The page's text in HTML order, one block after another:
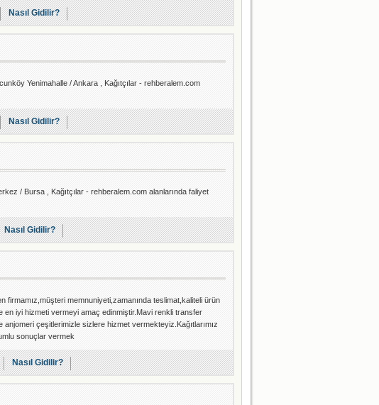
Nasıl Gidilir?
Yenimahalle / Ankara , Kağıtçılar - rehberalem.com
Nasıl Gidilir?
/ Bursa , Kağıtçılar - rehberalem.com alanlarında faliyet
Nasıl Gidilir?
firmamız,müşteri memnuniyeti,zamanında teslimat,kaliteli ürün
iyi hizmeti vermeyi amaç edinmiştir.Mavi renkli transfer
çeşitlerimizle sizlere hizmet vermekteyiz.Kağıtlarımız
sonuçlar vermek
Nasıl Gidilir?